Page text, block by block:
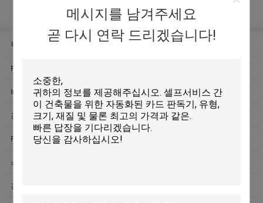
메시지를 남겨주세요
곧 다시 연락 드리겠습니다!
복각 카드 판독기 자동화된 카드 판독기
RFID 카드 판독기
IC 카드 판독기 작가 ATM 카드 리더
간이 건축물 카드 판독기 잡종 카드 판독기
RFID 카드 분배기
스마트 카드 분배기
간이 건축물 빌 수락자